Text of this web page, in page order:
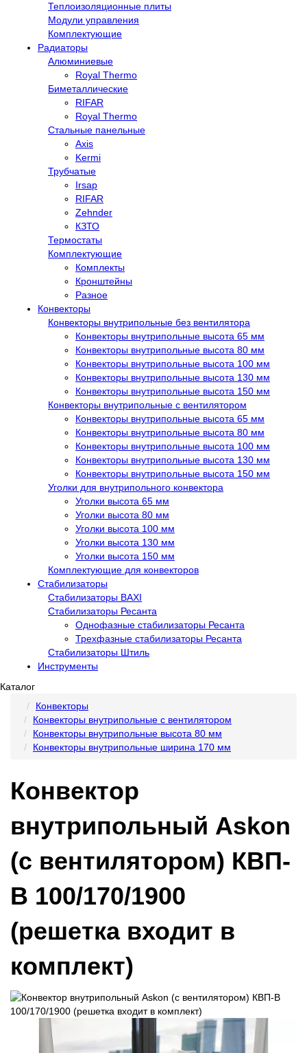
Теплоизоляционные плиты
Модули управления
Комплектующие
Радиаторы
Алюминиевые
Royal Thermo
Биметаллические
RIFAR
Royal Thermo
Стальные панельные
Axis
Kermi
Трубчатые
Irsap
RIFAR
Zehnder
КЗТО
Термостаты
Комплектующие
Комплекты
Кронштейны
Разное
Конвекторы
Конвекторы внутрипольные без вентилятора
Конвекторы внутрипольные высота 65 мм
Конвекторы внутрипольные высота 80 мм
Конвекторы внутрипольные высота 100 мм
Конвекторы внутрипольные высота 130 мм
Конвекторы внутрипольные высота 150 мм
Конвекторы внутрипольные с вентилятором
Конвекторы внутрипольные высота 65 мм
Конвекторы внутрипольные высота 80 мм
Конвекторы внутрипольные высота 100 мм
Конвекторы внутрипольные высота 130 мм
Конвекторы внутрипольные высота 150 мм
Уголки для внутрипольного конвектора
Уголки высота 65 мм
Уголки высота 80 мм
Уголки высота 100 мм
Уголки высота 130 мм
Уголки высота 150 мм
Комплектующие для конвекторов
Стабилизаторы
Стабилизаторы BAXI
Стабилизаторы Ресанта
Однофазные стабилизаторы Ресанта
Трехфазные стабилизаторы Ресанта
Стабилизаторы Штиль
Инструменты
Каталог
Конвекторы
Конвекторы внутрипольные с вентилятором
Конвекторы внутрипольные высота 80 мм
Конвекторы внутрипольные ширина 170 мм
Конвектор
внутрипольный Askon
(с вентилятором) КВП-
В 100/170/1900
(решетка входит в
комплект)